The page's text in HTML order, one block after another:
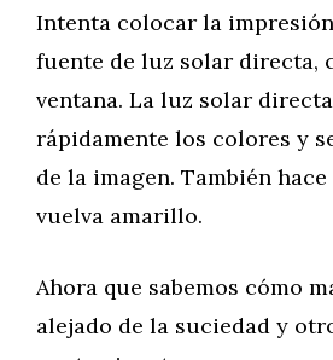
Intenta colocar la
fuente de luz solar directa,
ventana. La luz solar
rápidamente los colores y
de la imagen. También
vuelva amarillo.
Ahora que sabemos cómo
alejado de la suciedad y